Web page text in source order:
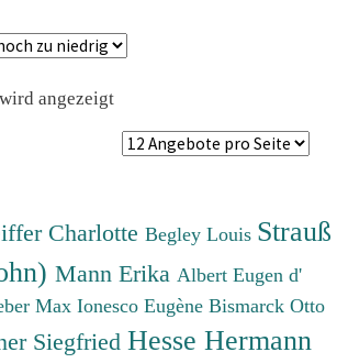
angezeigt
CharlotteBegley Louis Strauß
Mann Erika Albert Eugen d'
Max Ionesco Eugène Bismarck Otto
Siegfried Hesse Hermann